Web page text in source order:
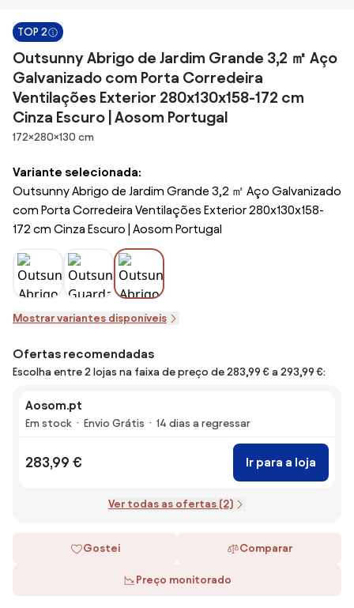
TOP 2
Outsunny Abrigo de Jardim Grande 3,2 ㎡ Aço
Galvanizado com Porta Corredeira
Ventilações Exterior 280x130x158-172 cm
Cinza Escuro | Aosom Portugal
Dimensões
172×280×130 cm
Variante selecionada:
Outsunny Abrigo de Jardim Grande 3,2 ㎡ Aço Galvanizado
com Porta Corredeira Ventilações Exterior 280x130x158-
172 cm Cinza Escuro | Aosom Portugal
Mostrar variantes disponíveis
Ofertas recomendadas
Escolha entre 2 lojas na faixa de preço de 283,99 € a 293,99 €:
Aosom.pt
Em stock Envio Grátis 14 dias a regressar
283,99 € Ir para a loja
Ver todas as ofertas (2)
Gostei Comparar
Preço monitorado